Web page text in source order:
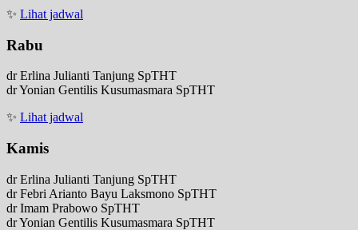
✨ Lihat jadwal
Rabu
dr Erlina Julianti Tanjung SpTHT
dr Yonian Gentilis Kusumasmara SpTHT
✨ Lihat jadwal
Kamis
dr Erlina Julianti Tanjung SpTHT
dr Febri Arianto Bayu Laksmono SpTHT
dr Imam Prabowo SpTHT
dr Yonian Gentilis Kusumasmara SpTHT